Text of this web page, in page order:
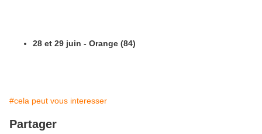
28 et 29 juin - Orange (84)
#cela peut vous interesser
Partager